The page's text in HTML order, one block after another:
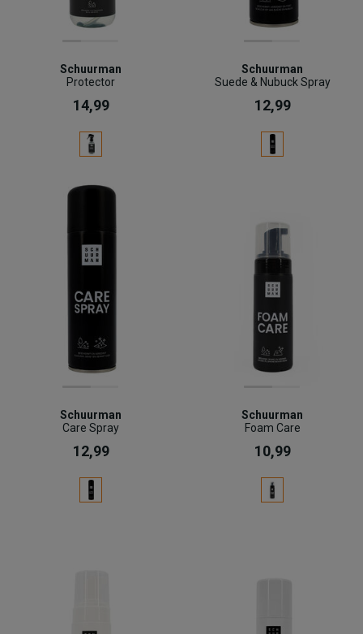
Schuurman
Protector
14,99
Schuurman
Suede & Nubuck Spray
12,99
Schuurman
Care Spray
12,99
Schuurman
Foam Care
10,99